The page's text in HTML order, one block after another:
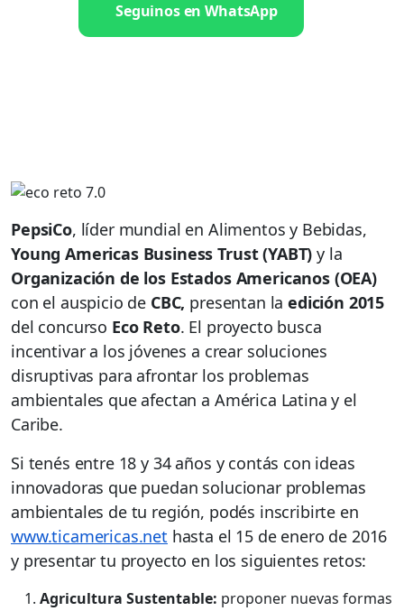
Seguinos en WhatsApp
PepsiCo, líder mundial en Alimentos y Bebidas,
Young Americas Business Trust (YABT)y la
Organización de los Estados Americanos (OEA)
con el auspicio de CBC, presentan laedición 2015
del concurso Eco Reto. El proyecto busca
incentivar a los jóvenes a crear soluciones
disruptivas para afrontar los problemas
ambientales que afectan a América Latina y el
Caribe.
Si tenés entre 18 y 34 años y contás con ideas
innovadoras que puedan solucionar problemas
ambientales de tu región, podés inscribirte en
www.ticamericas.net hasta el 15 de enero de 2016
y presentar tu proyecto en los siguientes retos:
Agricultura Sustentable: proponer nuevas formas